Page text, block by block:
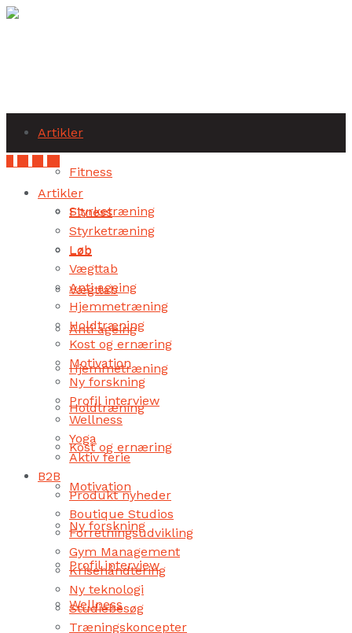
Artikler
Fitness
Styrketræning
Løb
Vægttab
Anti ageing
Hjemmetræning
Holdtræning
Kost og ernæring
Motivation
Ny forskning
Profil interview
Wellness
Artikler
Fitness
Styrketræning
Løb
Vægttab
Anti ageing
Hjemmetræning
Holdtræning
Kost og ernæring
Motivation
Ny forskning
Profil interview
Wellness
Yoga
Aktiv ferie
B2B
Produkt nyheder
Boutique Studios
Forretningsudvikling
Gym Management
Krisehåndtering
Ny teknologi
Studiebesøg
Træningskoncepter